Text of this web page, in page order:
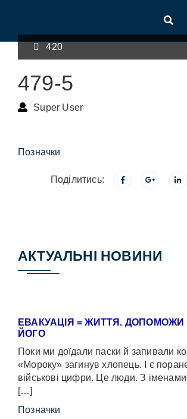
420
479-5
Super User
Позначки
Поділитись:
АКТУАЛЬНІ НОВИНИ
ЕВАКУАЦІЯ = ЖИТТЯ. ДОПОМОЖИ
ЙОГО
Поки ми доїдали паски й запивали
«Мороку» загинув хлопець. І є
військові цифри. Це люди. З
[…]
Позначки